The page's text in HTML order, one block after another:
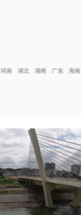
河南 湖北 湖南 广东 海南